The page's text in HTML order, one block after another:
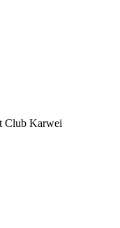
Club Karwei